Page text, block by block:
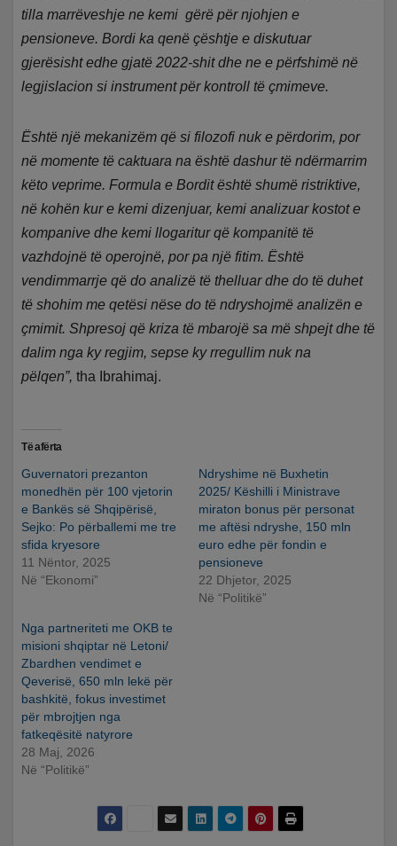
tilla marrëveshje ne kemi gërë për njohjen e
pensioneve. Bordi ka qenë çështje e diskutuar
gjerësisht edhe gjatë 2022-shit dhe ne e përfshimë në
legjislacion si instrument për kontroll të çmimeve.
Është një mekanizëm që si filozofi nuk e përdorim, por
në momente të caktuara na është dashur të ndërmarrim
këto veprime. Formula e Bordit është shumë ristriktive,
në kohën kur e kemi dizenjuar, kemi analizuar kostot e
kompanive dhe kemi llogaritur që kompanitë të
vazhdojnë të operojnë, por pa një fitim. Është
vendimmarrje që do analizë të thelluar dhe do të duhet
të shohim me qetësi nëse do të ndryshojmë analizën e
çmimit. Shpresoj që kriza të mbarojë sa më shpejt dhe të
dalim nga ky regjim, sepse ky rregullim nuk na
pëlqen”, tha Ibrahimaj.
Të afërta
Guvernatori prezanton
monedhën për 100 vjetorin
e Bankës së Shqipërisë,
Sejko: Po përballemi me tre
sfida kryesore
11 Nëntor, 2025
Në “Ekonomi”
Ndryshime në Buxhetin
2025/ Këshilli i Ministrave
miraton bonus për personat
me aftësi ndryshe, 150 mln
euro edhe për fondin e
pensioneve
22 Dhjetor, 2025
Në “Politikë”
Nga partneriteti me OKB te
misioni shqiptar në Letoni/
Zbardhen vendimet e
Qeverisë, 650 mln lekë për
bashkitë, fokus investimet
për mbrojtjen nga
fatkeqësitë natyrore
28 Maj, 2026
Në “Politikë”